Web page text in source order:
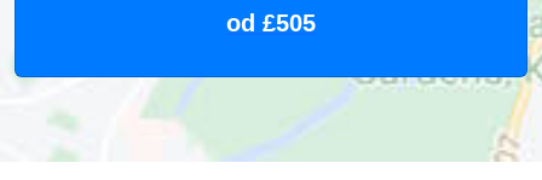
od £505